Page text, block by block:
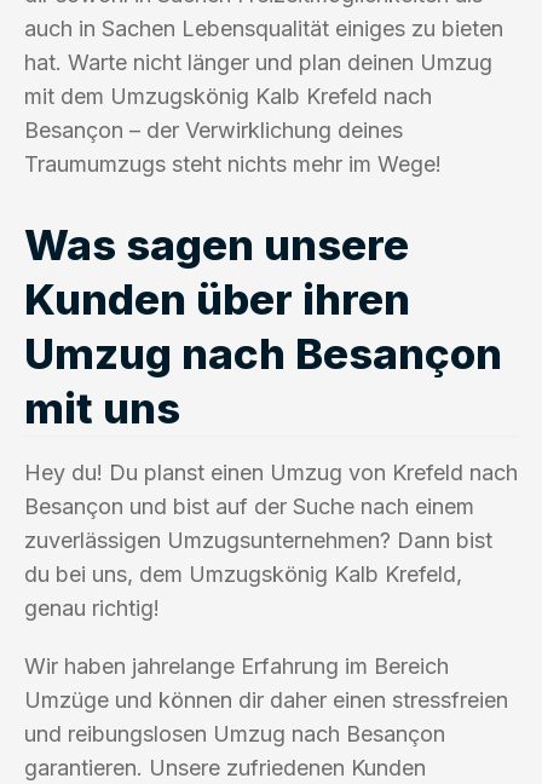
auch in Sachen Lebensqualität einiges zu bieten
hat. Warte nicht länger und plan deinen Umzug
mit dem Umzugskönig Kalb Krefeld nach
Besançon – der Verwirklichung deines
Traumumzugs steht nichts mehr im Wege!
Was sagen unsere
Kunden über ihren
Umzug nach Besançon
mit uns
Hey du! Du planst einen Umzug von Krefeld nach
Besançon und bist auf der Suche nach einem
zuverlässigen Umzugsunternehmen? Dann bist
du bei uns, dem Umzugskönig Kalb Krefeld,
genau richtig!
Wir haben jahrelange Erfahrung im Bereich
Umzüge und können dir daher einen stressfreien
und reibungslosen Umzug nach Besançon
garantieren. Unsere zufriedenen Kunden